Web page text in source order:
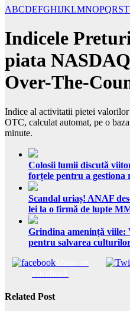
ABCDEFGHIJKLMNOPQRST
Indicele
piata
Over-The-
Indice al activitatii pietei
OTC, calculat automat, pe o
minute.
Colosii lumii discută
forțele pentru a gestiona
Scandal uriaș! ANAF
lei la o firmă de lupte
Grindina amenință
pentru salvarea
Related Post